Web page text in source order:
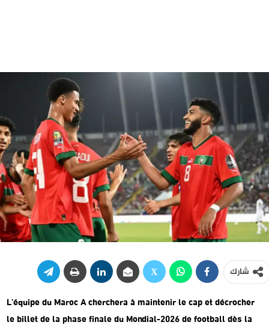
شارك
L’équipe du Maroc A cherchera à maintenir le cap et décrocher
le billet de la phase finale du Mondial-2026 de football dès la